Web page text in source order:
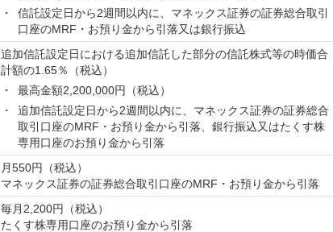
信託設定日から2週間以内に、マネックス証券の証券総合取引
口座のMRF・お預り金から引落又は銀行振込
追加信託設定日における追加信託した部分の信託株式等の時価合
計額の1.65％（税込）
最高金額2,200,000円（税込）
追加信託設定日から2週間以内に、マネックス証券の証券総合
取引口座のMRF・お預り金から引落、銀行振込又はたくす株
専用口座のお預り金から引落
月550円（税込）
マネックス証券の証券総合取引口座のMRF・お預り金から引落
毎月2,200円（税込）
たくす株専用口座のお預り金から引落